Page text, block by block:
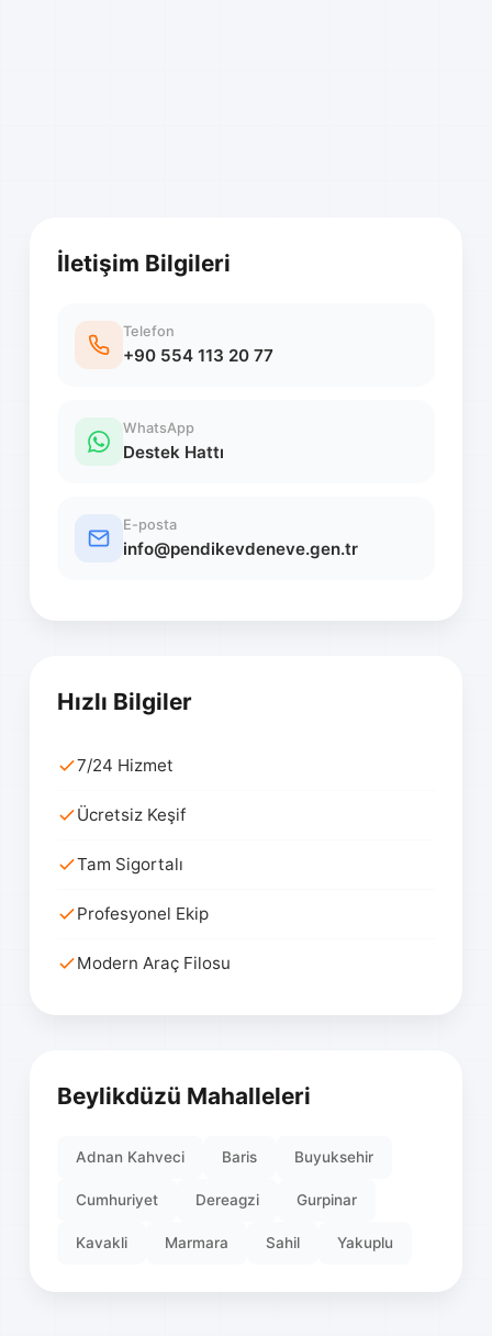
İletişim Bilgileri
Telefon
+90 554 113 20 77
WhatsApp
Destek Hattı
E-posta
info@pendikevdeneve.gen.tr
Hızlı Bilgiler
7/24 Hizmet
Ücretsiz Keşif
Tam Sigortalı
Profesyonel Ekip
Modern Araç Filosu
Beylikdüzü Mahalleleri
Adnan Kahveci Baris Buyuksehir
Cumhuriyet Dereagzi Gurpinar
Kavakli Marmara Sahil Yakuplu